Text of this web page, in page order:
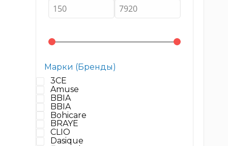
Марки (Бренды)
3CE
Amuse
BBIA
BBIA
Bohicare
BRAYE
CLIO
Dasique